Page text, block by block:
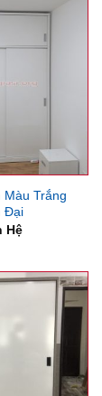
Màu Trắng
Đại
Hệ